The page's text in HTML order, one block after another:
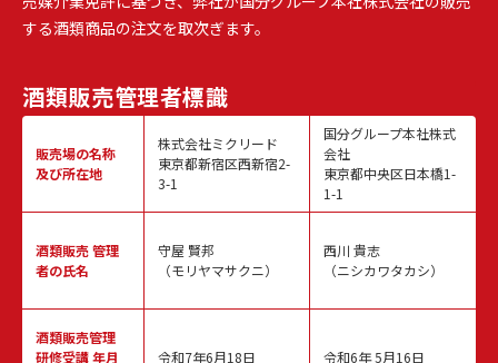
する酒類商品の注文を取次ぎます。
酒類販売管理者標識
販売場の名称
及び所在地
酒類販売管理
者の氏名
酒類販売管理
研修受講 年月
株式会社ミクリード
東京都新宿区西新宿2-
3-1
守屋 賢邦
（モリヤマサクニ）
令和7年6月18日
国分グループ本社株式
会社
東京都中央区日本橋1-
1-1
西川 貴志
（ニシカワタカシ）
令和6年 5月16日